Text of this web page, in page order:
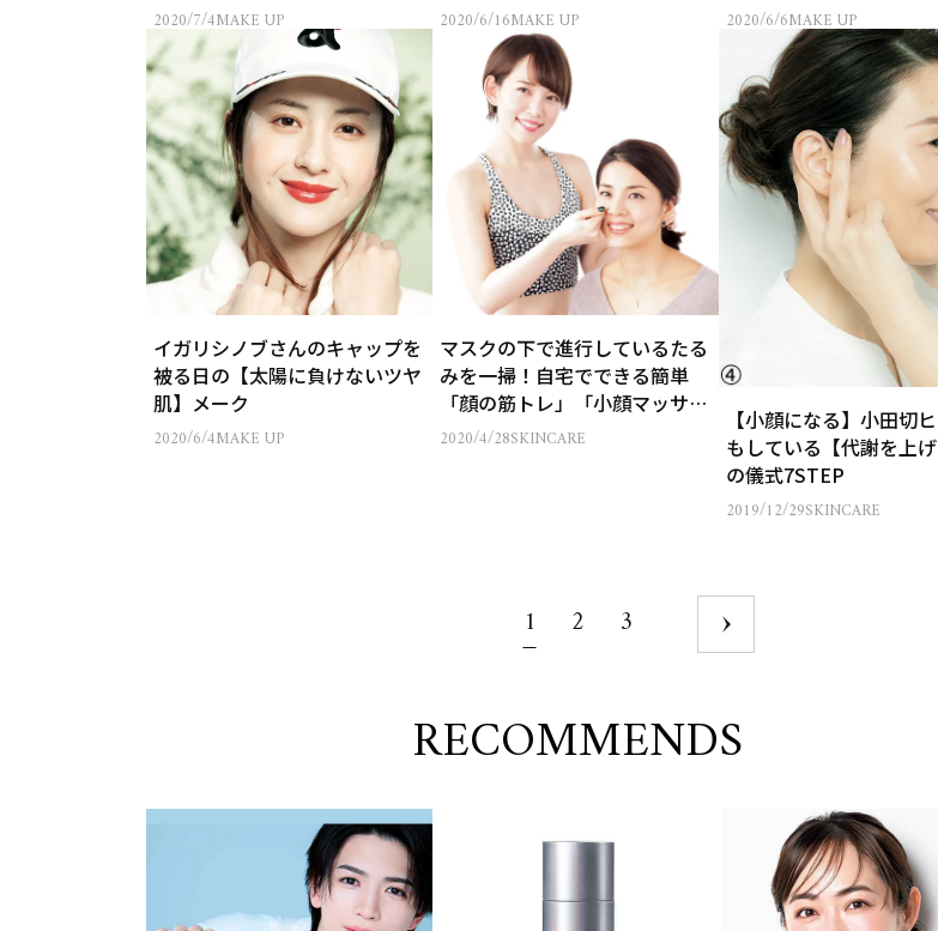
2020/7/4MAKE UP 2020/6/16MAKE UP 2020/6/6MAKE UP
イガリシノブさんのキャップを
被る日の【太陽に負けないツヤ
肌】メーク
2020/6/4MAKE UP
マスクの下で進行しているたる
みを一掃！自宅でできる簡単
「顔の筋トレ」「小顔マッサー
ジ」5選
2020/4/28SKINCARE
【小顔になる】小田切
もしている【代謝を上
の儀式7STEP
2019/12/29SKINCARE
1 2 3
RECOMMENDS